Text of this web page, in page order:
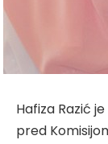
Hafiza Razić
pred